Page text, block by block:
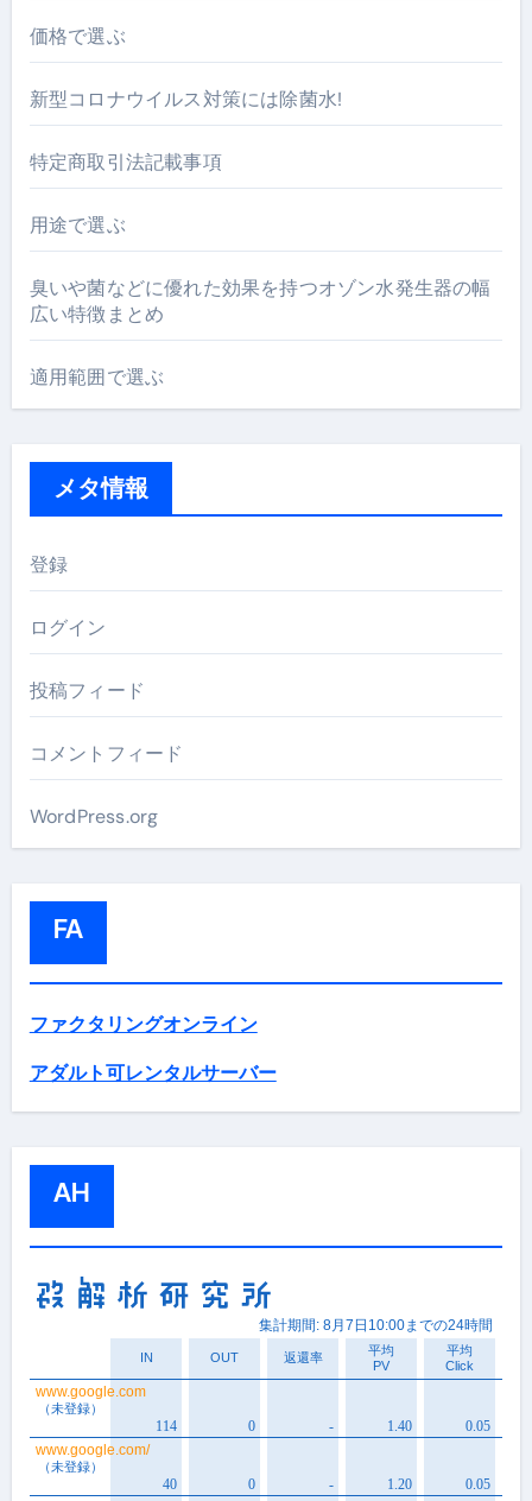
価格で選ぶ
新型コロナウイルス対策には除菌水!
特定商取引法記載事項
用途で選ぶ
臭いや菌などに優れた効果を持つオゾン水発生器の幅
広い特徴まとめ
適用範囲で選ぶ
メタ情報
登録
ログイン
投稿フィード
コメントフィード
WordPress.org
FA
ファクタリングオンライン
アダルト可レンタルサーバー
AH